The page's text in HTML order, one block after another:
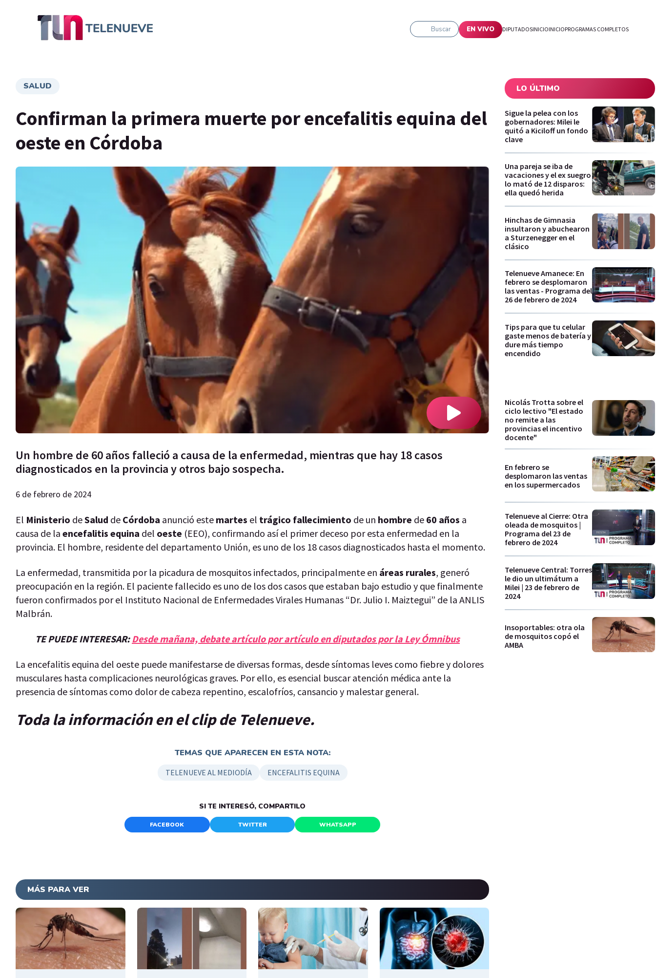
Buscar EN VIVO DIPUTADOSINICIOINICIOPROGRAMAS COMPLETOS
SALUD
Confirman la primera muerte por encefalitis equina del
oeste en Córdoba
Un hombre de 60 años falleció a causa de la enfermedad, mientras que hay 18 casos
diagnosticados en la provincia y otros bajo sospecha.
6 de febrero de 2024
El Ministerio deSalud de Córdoba anunció este martes el trágico fallecimiento de un hombre de 60 años a
causa de la encefalitis equina del oeste (EEO), confirmando así el primer deceso por esta enfermedad en la
provincia. El hombre, residente del departamento Unión, es uno de los 18 casos diagnosticados hasta el momento.
La enfermedad, transmitida por la picadura de mosquitos infectados, principalmente en áreas rurales, generó
preocupación en la región. El paciente fallecido es uno de los dos casos que estaban bajo estudio y que finalmente
fueron confirmados por el Instituto Nacional de Enfermedades Virales Humanas “Dr. Julio I. Maiztegui” de la ANLIS
Malbrán.
TE PUEDE INTERESAR: Desde mañana, debate artículo por artículo en diputados por la Ley Ómnibus
La encefalitis equina del oeste puede manifestarse de diversas formas, desde síntomas leves como fiebre y dolores
musculares hasta complicaciones neurológicas graves. Por ello, es esencial buscar atención médica ante la
presencia de síntomas como dolor de cabeza repentino, escalofríos, cansancio y malestar general.
Toda la información en el clip de Telenueve.
TEMAS QUE APARECEN EN ESTA NOTA:
TELENUEVE AL MEDIODÍA ENCEFALITIS EQUINA
SI TE INTERESÓ, COMPARTILO
FACEBOOK TWITTER WHATSAPP
MÁS PARA VER
LO ÚLTIMO
Sigue la pelea con los
gobernadores: Milei le
quitó a Kiciloff un fondo
clave
Una pareja se iba de
vacaciones y el ex suegro
lo mató de 12 disparos:
ella quedó herida
Hinchas de Gimnasia
insultaron y abuchearon
a Sturzenegger en el
clásico
Telenueve Amanece: En
febrero se desplomaron
las ventas - Programa del
26 de febrero de 2024
Tips para que tu celular
gaste menos de batería y
dure más tiempo
encendido
Nicolás Trotta sobre el
ciclo lectivo "El estado
no remite a las
provincias el incentivo
docente"
En febrero se
desplomaron las ventas
en los supermercados
Telenueve al Cierre: Otra
oleada de mosquitos |
Programa del 23 de
febrero de 2024
Telenueve Central: Torres
le dio un ultimátum a
Milei | 23 de febrero de
2024
Insoportables: otra ola
de mosquitos copó el
AMBA